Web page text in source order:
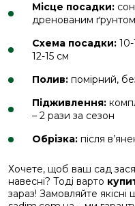
Місце посадки:
дренованим ґрунтом
Схема посадки:
12-15 см
Полив: помірний,
Підживлення:
– 2 рази за сезон
Обрізка: після
Хочете, щоб ваш сад
навесні? Тоді варто
зараз! Замовляйте якісні